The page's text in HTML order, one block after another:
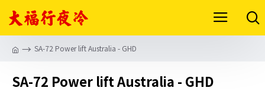
SA-72 Power lift Australia - GHD
SA-72 Power lift Australia - GHD